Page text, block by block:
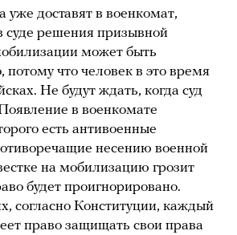
уже доставят в военкомат,
суде решения призывной
может быть
что человек в это время
Не будут ждать, когда суд
в военкомате
есть антивоенные
несению военной
на мобилизацию грозит
будет проигнорировано.
согласно Конституции, каждый
право защищать свои права